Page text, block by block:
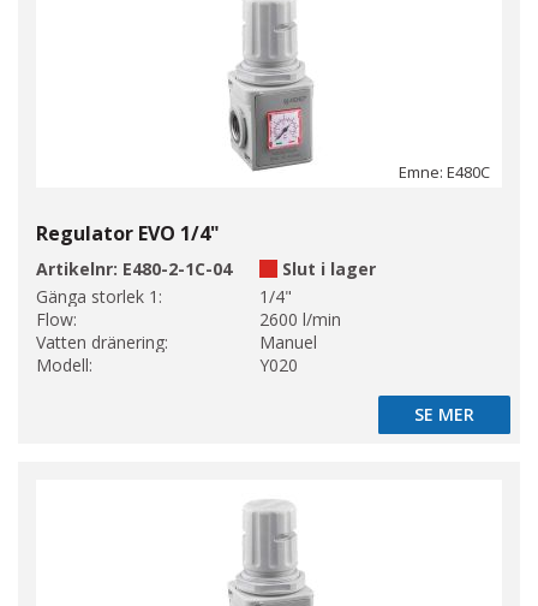
Emne: E480C
Regulator EVO 1/4"
Artikelnr: E480-2-1C-04
Slut i lager
Gänga storlek 1:
1/4"
Flow:
2600 l/min
Vatten dränering:
Manuel
Modell:
Y020
SE MER
SE MER